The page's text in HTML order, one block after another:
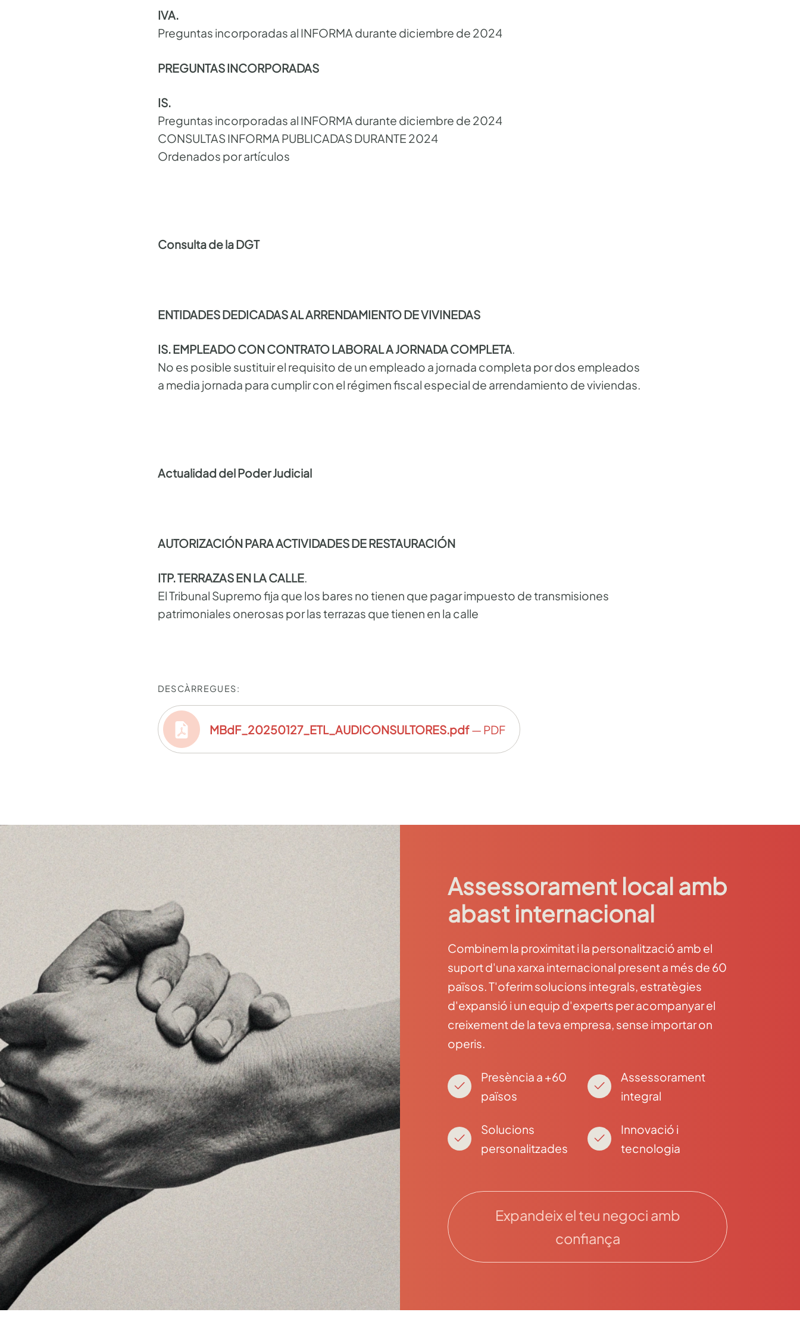
IVA.
Preguntas incorporadas al INFORMA durante diciembre de 2024
PREGUNTAS INCORPORADAS
IS.
Preguntas incorporadas al INFORMA durante diciembre de 2024
CONSULTAS INFORMA PUBLICADAS DURANTE 2024
Ordenados por artículos
Consulta de la DGT
ENTIDADES DEDICADAS AL ARRENDAMIENTO DE VIVINEDAS
IS. EMPLEADO CON CONTRATO LABORAL A JORNADA COMPLETA.
No es posible sustituir el requisito de un empleado a jornada completa por dos empleados
a media jornada para cumplir con el régimen fiscal especial de arrendamiento de viviendas.
Actualidad del Poder Judicial
AUTORIZACIÓN PARA ACTIVIDADES DE RESTAURACIÓN
ITP. TERRAZAS EN LA CALLE.
El Tribunal Supremo fija que los bares no tienen que pagar impuesto de transmisiones
patrimoniales onerosas por las terrazas que tienen en la calle
DESCÀRREGUES:
MBdF_20250127_ETL_AUDICONSULTORES.pdf— PDF
Assessorament local amb
abast internacional
Combinem la proximitat i la personalització amb el
suport d'una xarxa internacional present a més de 60
països. T'oferim solucions integrals, estratègies
d'expansió i un equip d'experts per acompanyar el
creixement de la teva empresa, sense importar on
operis.
Presència a +60
països
Solucions
personalitzades
Assessorament
integral
Innovació i
tecnologia
Expandeix el teu negoci amb
confiança